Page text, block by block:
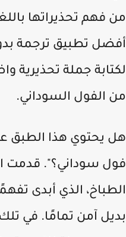
فهم تحذيراتها باللغة
تطبيق ترجمة بدون
جملة تحذيرية
الفول السوداني.
يحتوي هذا الطبق
سوداني؟". قدمت
الذي أبدى
آمن تمامًا. في تلك